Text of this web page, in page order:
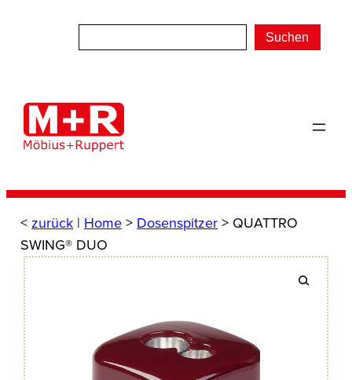
Suchen
< zurück | Home> Dosenspitzer> QUATTRO
SWING® DUO